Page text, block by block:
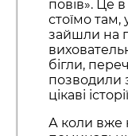
повів». Це
стоїмо там,
зайшли на
бігли,
позводили
цікаві
А коли вже